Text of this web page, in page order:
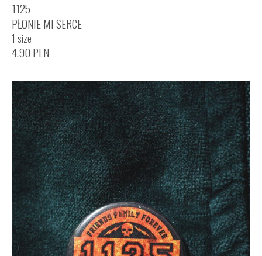
1125
PŁONIE MI SERCE
1 size
4,90 PLN